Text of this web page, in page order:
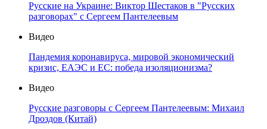
Русские на Украине: Виктор Шестаков в "Русских
разговорах" с Сергеем Пантелеевым
Видео
Пандемия коронавируса, мировой экономический
кризис, ЕАЭС и ЕС: победа изоляционизма?
Видео
Русские разговоры с Сергеем Пантелеевым: Михаил
Дроздов (Китай)